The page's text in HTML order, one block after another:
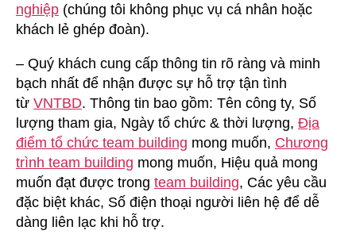
nghiệp (chúng tôi không phục vụ cá nhân hoặc
khách lẻ ghép đoàn).
– Quý khách cung cấp thông tin rõ ràng và minh
bạch nhất để nhận được sự hỗ trợ tận tình
từ VNTBD. Thông tin bao gồm: Tên công ty, Số
lượng tham gia, Ngày tổ chức & thời lượng, Địa
điểm tổ chức team building mong muốn, Chương
trình team building mong muốn, Hiệu quả mong
muốn đạt được trong team building, Các yêu cầu
đặc biệt khác, Số điện thoại người liên hệ để dễ
dàng liên lạc khi hỗ trợ.